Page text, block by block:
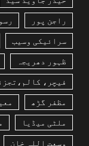
راجن پور
سرائیکی وسیب
ظہور دھریجہ
فیچر،
مظفر گڑھ
ملٹی میڈیا
وسعت اللہ خان